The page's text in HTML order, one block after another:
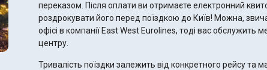
переказом. Після оплати ви отримаєте електронний квиток - не забудьте
роздрокувати його перед поїздкою до Київ! Можна,
офісі в компанії East West Eurolines, тоді вас обслужить
центру.
Тривалість поїздки залежить від конкретного рейсу та